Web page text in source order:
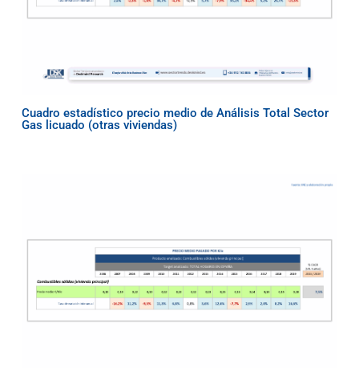
Cuadro estadístico precio medio de Análisis Total Sector
Gas licuado (otras viviendas)